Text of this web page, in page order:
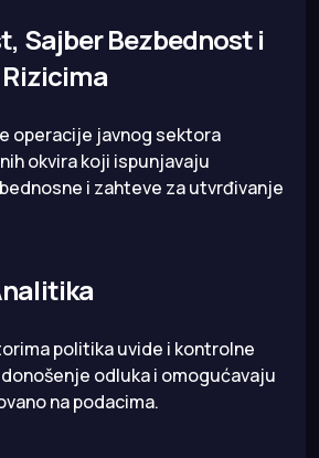
Sajber Bezbednost i
operacije javnog sektora
okvira koji ispunjavaju
i zahteve za utvrđivanje
politika uvide i kontrolne
odluka i omogućavaju
na podacima.